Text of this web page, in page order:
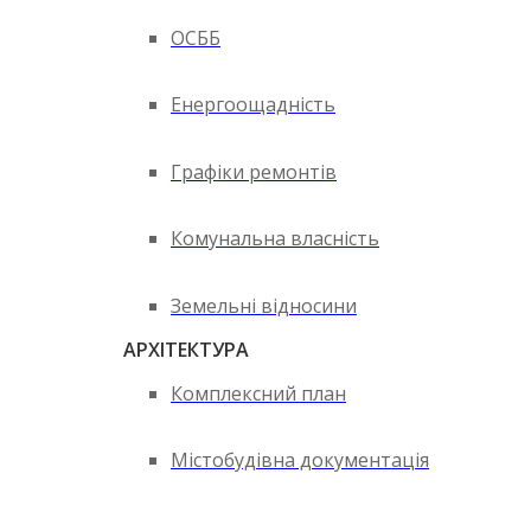
ОСББ
Енергоощадність
Графіки ремонтів
Комунальна власність
Земельні відносини
АРХІТЕКТУРА
Комплексний план
Містобудівна документація